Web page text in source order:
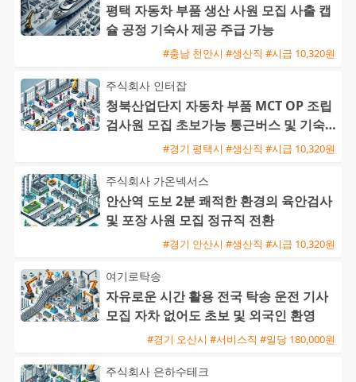
평택 자동차 부품 생산 사원 모집 사출 캡
슐 공정 기숙사 제공 주급 가능
#충남 천안시 #생산직 #시급 10,320원
주식회사 인터잡
청북산업단지 자동차 부품 MCT OP 조립
검사원 모집 초보가능 통근버스 및 기숙사
#경기 평택시 #생산직 #시급 10,320원
주식회사 가온넥서스
안산역 도보 2분 쾌적한 환경의 육안검사
및 포장 사원 모집 정규직 전환
#경기 안산시 #생산직 #시급 10,320원
여기로탁송
자유로운 시간 활용 전국 탁송 운전 기사
모집 자차 없어도 초보 및 외국인 환영
#경기 오산시 #서비스직 #일당 180,000원
주식회사 은하수테크